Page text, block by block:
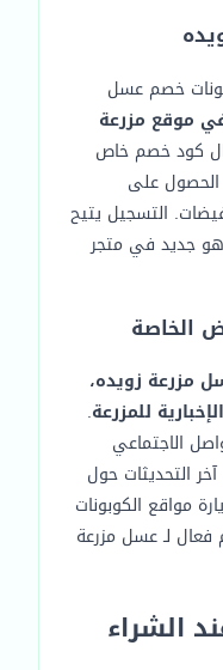
خصم عسل
موقع مزرعة
كود خصم خاص
الحصول على
التسجيل يتيح
هو جديد في متجر
الخاصة
مزرعة زويده،
للمزرعة.
الاجتماعي
التحديثات حول
مواقع الكوبونات
لـ عسل مزرعة
الشراء